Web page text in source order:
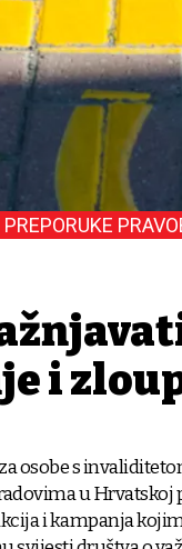
PREPORUKE
i
osobe s
u
i kampanja